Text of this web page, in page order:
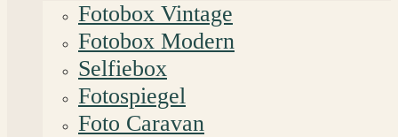
Fotobox Vintage
Fotobox Modern
Selfiebox
Fotospiegel
Foto Caravan